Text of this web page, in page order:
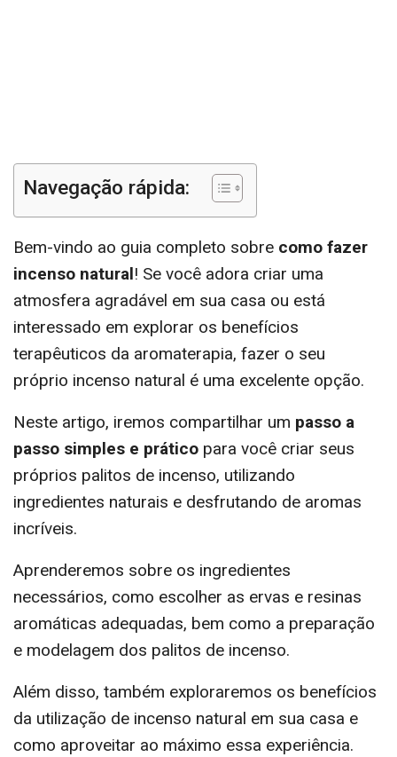
Navegação rápida:
Bem-vindo ao guia completo sobre como fazer
incenso natural! Se você adora criar uma
atmosfera agradável em sua casa ou está
interessado em explorar os benefícios
terapêuticos da aromaterapia, fazer o seu
próprio incenso natural é uma excelente opção.
Neste artigo, iremos compartilhar um passo a
passo simples e prático para você criar seus
próprios palitos de incenso, utilizando
ingredientes naturais e desfrutando de aromas
incríveis.
Aprenderemos sobre os ingredientes
necessários, como escolher as ervas e resinas
aromáticas adequadas, bem como a preparação
e modelagem dos palitos de incenso.
Além disso, também exploraremos os benefícios
da utilização de incenso natural em sua casa e
como aproveitar ao máximo essa experiência.